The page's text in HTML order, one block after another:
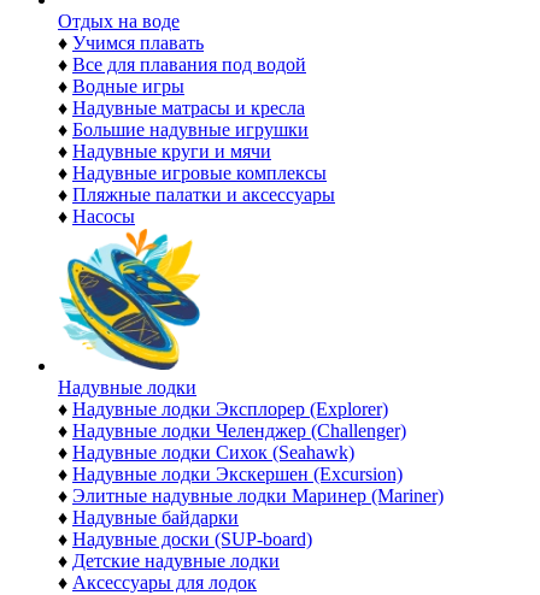
Отдых на воде
♦ Учимся плавать
♦ Все для плавания под водой
♦ Водные игры
♦ Надувные матрасы и кресла
♦ Большие надувные игрушки
♦ Надувные круги и мячи
♦ Надувные игровые комплексы
♦ Пляжные палатки и аксессуары
♦ Насосы
Надувные лодки
♦ Надувные лодки Эксплорер (Explorer)
♦ Надувные лодки Челенджер (Challenger)
♦ Надувные лодки Сихок (Seahawk)
♦ Надувные лодки Экскершен (Excursion)
♦ Элитные надувные лодки Маринер (Mariner)
♦ Надувные байдарки
♦ Надувные доски (SUP-board)
♦ Детские надувные лодки
♦ Аксессуары для лодок